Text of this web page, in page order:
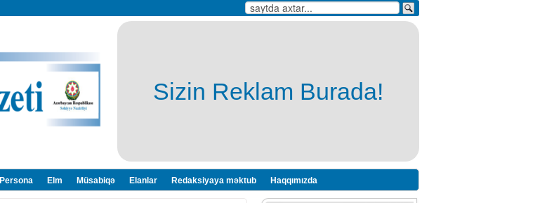
Sizin Reklam Burada!
Persona Elm Müsabiqə Elanlar Redaksiyaya məktub Haqqımızda